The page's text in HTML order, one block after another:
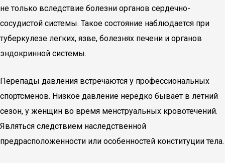
не только вследствие болезни органов сердечно-
сосудистой системы. Такое состояние наблюдается при
туберкулезе легких, язве, болезнях печени и органов
эндокринной системы.
Перепады давления встречаются у профессиональных
спортсменов. Низкое давление нередко бывает в летний
сезон, у женщин во время менструальных кровотечений.
Являться следствием наследственной
предрасположенности или особенностей конституции тела.